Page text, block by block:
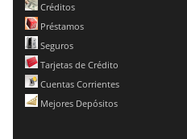
Créditos
Préstamos
Seguros
Tarjetas de Crédito
Cuentas Corrientes
Mejores Depósitos